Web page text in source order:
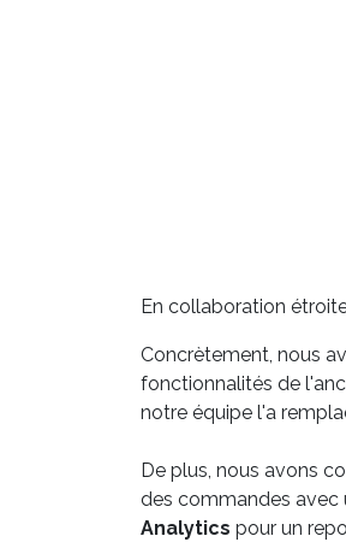
En collaboration
Concrètement, nous
fonctionnalités de
notre équipe l'a
De plus, nous avons
des commandes avec
Analytics pour un